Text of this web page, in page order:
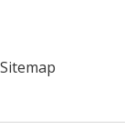
Sitemap